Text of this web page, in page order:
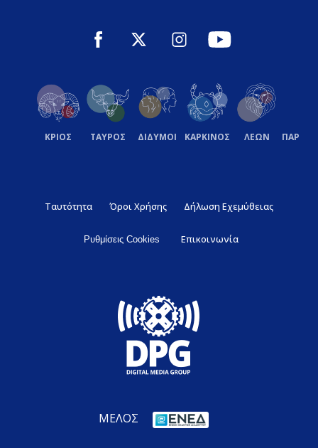
ΚΡΙΟΣ ΤΑΥΡΟΣ ΔΙΔΥΜΟΙ ΚΑΡΚΙΝΟΣ ΛΕΩΝ
Ταυτότητα Όροι Χρήσης Δήλωση Εχεμύθειας
Ρυθμίσεις Cookies Επικοινωνία
ΜΕΛΟΣ